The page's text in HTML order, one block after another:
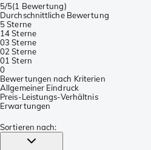
5/5(1 Bewertung)
Durchschnittliche Bewertung
5 Sterne
14 Sterne
03 Sterne
02 Sterne
01 Stern
0
Bewertungen nach Kriterien
Allgemeiner Eindruck
Preis-Leistungs-Verhältnis
Erwartungen
Sortieren nach: